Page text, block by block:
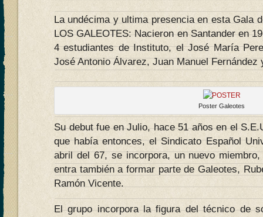
La undécima y ultima presencia en esta Gala
LOS GALEOTES: Nacieron en Santander en
4 estudiantes de Instituto, el José María
José Antonio Álvarez, Juan Manuel Fernández
Poster Galeotes
Su debut fue en Julio, hace 51 años en el
que había entonces, el Sindicato Español
abril del 67, se incorpora, un nuevo
entra también a formar parte de Galeotes,
Ramón Vicente.
El grupo incorpora la figura del técnico de